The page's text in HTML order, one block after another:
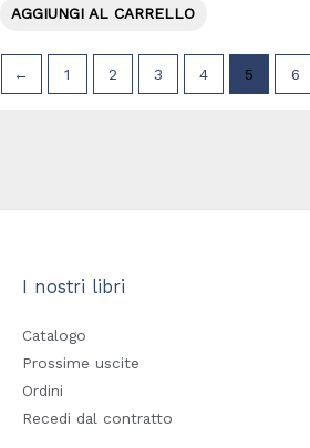
AGGIUNGI AL CARRELLO
← 1 2 3 4 5 6
I nostri libri
Catalogo
Prossime uscite
Ordini
Recedi dal contratto